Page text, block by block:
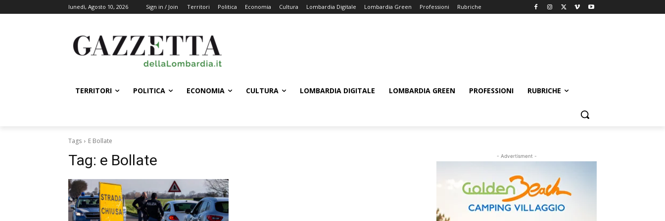
lunedì, Agosto 10, 2026 Sign in / Join Territori Politica Economia Cultura Lombardia Digitale Lombardia Green Professioni Rubriche
TERRITORI POLITICA ECONOMIA CULTURA LOMBARDIA DIGITALE LOMBARDIA GREEN PROFESSIONI RUBRICHE
Tags E Bollate
Tag: e Bollate - Advertisment -